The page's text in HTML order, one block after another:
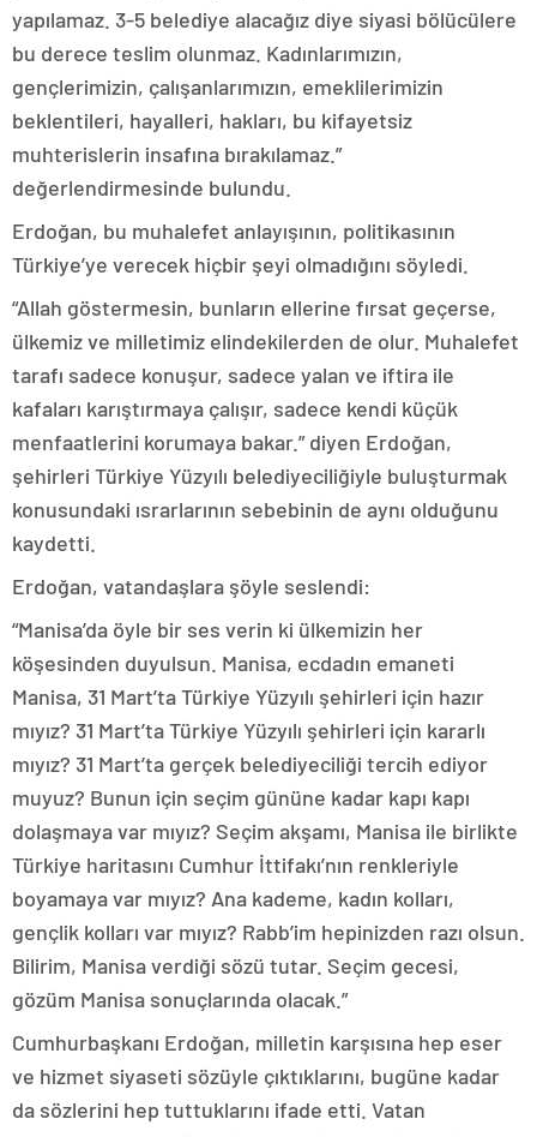
yapılamaz. 3-5 belediye alacağız diye siyasi bölücülere
bu derece teslim olunmaz. Kadınlarımızın,
gençlerimizin, çalışanlarımızın, emeklilerimizin
beklentileri, hayalleri, hakları, bu kifayetsiz
muhterislerin insafına bırakılamaz.”
değerlendirmesinde bulundu.
Erdoğan, bu muhalefet anlayışının, politikasının
Türkiye’ye verecek hiçbir şeyi olmadığını söyledi.
“Allah göstermesin, bunların ellerine fırsat geçerse,
ülkemiz ve milletimiz elindekilerden de olur. Muhalefet
tarafı sadece konuşur, sadece yalan ve iftira ile
kafaları karıştırmaya çalışır, sadece kendi küçük
menfaatlerini korumaya bakar.” diyen Erdoğan,
şehirleri Türkiye Yüzyılı belediyeciliğiyle buluşturmak
konusundaki ısrarlarının sebebinin de aynı olduğunu
kaydetti.
Erdoğan, vatandaşlara şöyle seslendi:
“Manisa’da öyle bir ses verin ki ülkemizin her
köşesinden duyulsun. Manisa, ecdadın emaneti
Manisa, 31 Mart’ta Türkiye Yüzyılı şehirleri için hazır
mıyız? 31 Mart’ta Türkiye Yüzyılı şehirleri için kararlı
mıyız? 31 Mart’ta gerçek belediyeciliği tercih ediyor
muyuz? Bunun için seçim gününe kadar kapı kapı
dolaşmaya var mıyız? Seçim akşamı, Manisa ile birlikte
Türkiye haritasını Cumhur İttifakı’nın renkleriyle
boyamaya var mıyız? Ana kademe, kadın kolları,
gençlik kolları var mıyız? Rabb’im hepinizden razı olsun.
Bilirim, Manisa verdiği sözü tutar. Seçim gecesi,
gözüm Manisa sonuçlarında olacak.”
Cumhurbaşkanı Erdoğan, milletin karşısına hep eser
ve hizmet siyaseti sözüyle çıktıklarını, bugüne kadar
da sözlerini hep tuttuklarını ifade etti. Vatan